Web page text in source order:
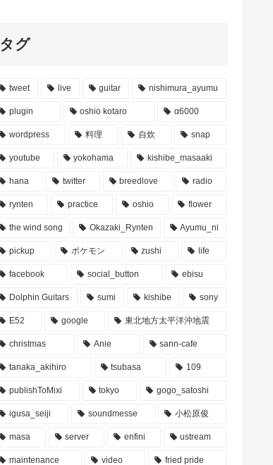
タグ
tweet live guitar nishimura_ayumu
plugin oshio kotaro α6000
wordpress 料理 自炊 snap
youtube yokohama kishibe_masaaki
hana twitter breedlove radio
rynten practice oshio flower
the wind song Okazaki_Rynten Ayumu_ni
pickup ポケモン zushi life
facebook social_button ebisu
Dolphin Guitars sumi kishibe sony
E52 google 東北地方太平洋沖地震
christmas Anie sann-cafe
tanaka_akihiro tsubasa 109
publishToMixi tokyo gogo_satoshi
igusa_seiji soundmesse 小松原俊
masa server enfini ustream
maintenance video fried pride